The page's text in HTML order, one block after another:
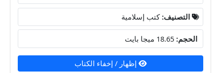
التصنيف: كتب إسلامية
الحجم:
إظهار / إخفاء الكتاب